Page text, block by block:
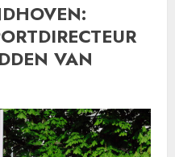
VAN